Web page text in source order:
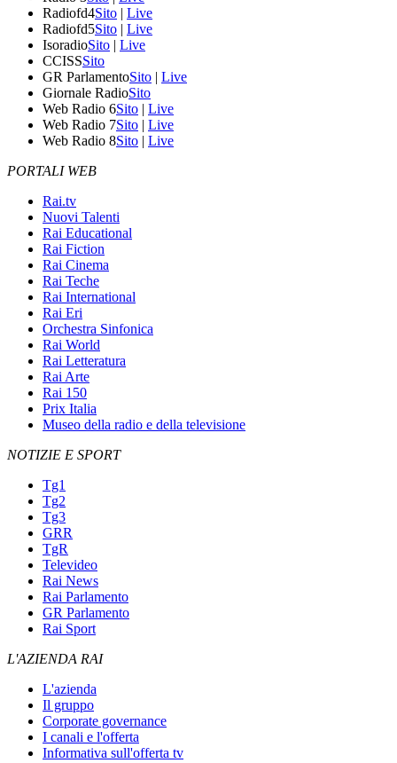
Radiofd4Sito | Live
Radiofd5Sito | Live
IsoradioSito | Live
CCISSSito
GR ParlamentoSito | Live
Giornale RadioSito
Web Radio 6Sito | Live
Web Radio 7Sito | Live
Web Radio 8Sito | Live
PORTALI WEB
Rai.tv
Nuovi Talenti
Rai Educational
Rai Fiction
Rai Cinema
Rai Teche
Rai International
Rai Eri
Orchestra Sinfonica
Rai World
Rai Letteratura
Rai Arte
Rai 150
Prix Italia
Museo della radio e della televisione
NOTIZIE E SPORT
Tg1
Tg2
Tg3
GRR
TgR
Televideo
Rai News
Rai Parlamento
GR Parlamento
Rai Sport
L'AZIENDA RAI
L'azienda
Il gruppo
Corporate governance
I canali e l'offerta
Informativa sull'offerta tv